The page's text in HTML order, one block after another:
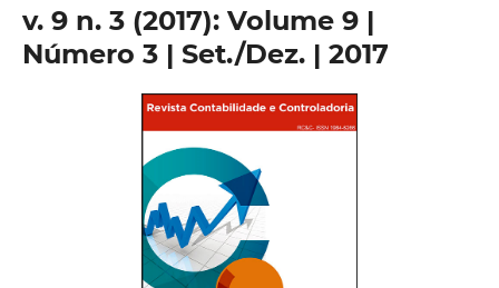
v. 9 n. 3 (2017): Volume 9 |
Número 3 | Set./Dez. | 2017